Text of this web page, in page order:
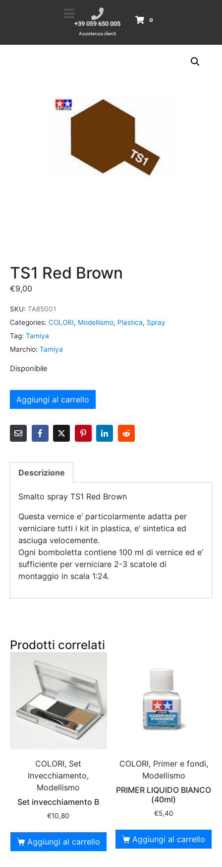
+39 059 650 005
Assistenza clienti
0
Prodotti TS1 Red Brown
TS1 Red Brown
€9,00
SKU: TA85001
Categories: COLORI, Modellismo, Plastica, Spray
Tag: Tamiya
Marchio: Tamiya
Disponibile
Aggiungi al carrello
Descrizione
Smalto spray TS1 Red Brown
Questa vernice e’ particolarmente adatta per
verniciare tutti i kit in plastica, e’ sintetica ed
asciuga velocemente.
Ogni bomboletta contiene 100 ml di vernice ed e’
sufficiente per verniciare 2-3 scatole di
montaggio in scala 1:24.
Prodotti correlati
COLORI, Set
Invecchiamento,
Modellismo
Set invecchiamento B
€10,80
Aggiungi al carrello
COLORI, Primer e fondi,
Modellismo
PRIMER LIQUIDO BIANCO
(40ml)
€5,40
Aggiungi al carrello